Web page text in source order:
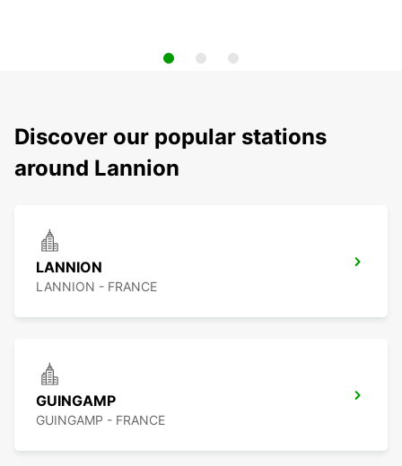
Discover our popular stations
around Lannion
LANNION
LANNION - FRANCE
GUINGAMP
GUINGAMP - FRANCE